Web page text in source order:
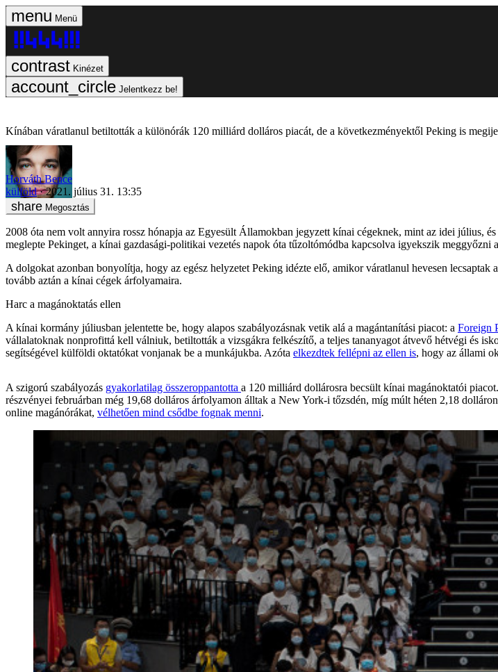
Menü
Kinézet
Jelentkezz be!
Kínában váratlanul betiltották a különórák 120 milliárd dolláros piacát, de a következményektől Peking is
Horváth Bence
külföld
2021. július 31. 13:35
Megosztás
2008 óta nem volt annyira rossz hónapja az Egyesült Államokban jegyzett kínai cégeknek, mint az idei július,
meglepte Pekinget, a kínai gazdasági-politikai vezetés napok óta tűzoltómódba kapcsolva igyekszik
A dolgokat azonban bonyolítja, hogy az egész helyzetet Peking idézte elő, amikor váratlanul hevesen
tovább aztán a kínai cégek árfolyamaira.
Harc a magánoktatás ellen
A kínai kormány júliusban jelentette be, hogy alapos szabályozásnak vetik alá a magántanítási piacot: a Foreign
vállalatoknak nonprofittá kell válniuk, betiltották a vizsgákra felkészítő, a teljes tananyagot átvevő hétvégi és
segítségével külföldi oktatókat vonjanak be a munkájukba. Azóta elkezdtek fellépni az ellen is, hogy az állami
A szigorú szabályozás gyakorlatilag összeroppantotta a 120 milliárd dollárosra becsült kínai magánoktatói
részvényei februárban még 19,68 dolláros árfolyamon álltak a New York-i tőzsdén, míg múlt héten 2,18
online magánórákat, vélhetően mind csődbe fognak menni.